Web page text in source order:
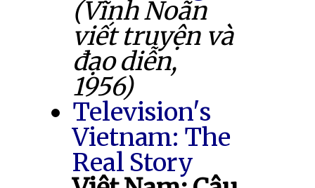
(Vĩnh Noãn
viết truyện và
đạo diễn,
1956)
Television's
Vietnam: The
Real Story